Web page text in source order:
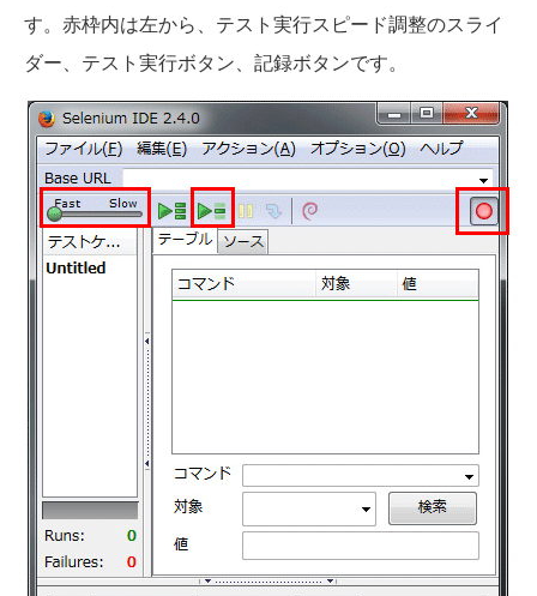
す。赤枠内は左から、テスト実行スピード調整のスライ
ダー、テスト実行ボタン、記録ボタンです。